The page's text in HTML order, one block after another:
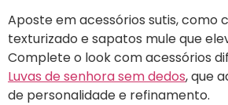
Aposte em acessórios sutis, como
texturizado e sapatos mule que
Complete o look com acessórios
Luvas de senhora sem dedos, que
de personalidade e refinamento.